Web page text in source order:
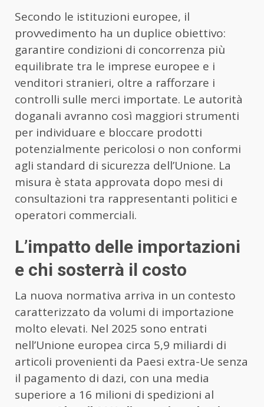
Secondo le istituzioni europee, il
provvedimento ha un duplice obiettivo:
garantire condizioni di concorrenza più
equilibrate tra le imprese europee e i
venditori stranieri, oltre a rafforzare i
controlli sulle merci importate. Le autorità
doganali avranno così maggiori strumenti
per individuare e bloccare prodotti
potenzialmente pericolosi o non conformi
agli standard di sicurezza dell’Unione. La
misura è stata approvata dopo mesi di
consultazioni tra rappresentanti politici e
operatori commerciali.
L’impatto delle importazioni
e chi sosterrà il costo
La nuova normativa arriva in un contesto
caratterizzato da volumi di importazione
molto elevati. Nel 2025 sono entrati
nell’Unione europea circa 5,9 miliardi di
articoli provenienti da Paesi extra-Ue senza
il pagamento di dazi, con una media
superiore a 16 milioni di spedizioni al